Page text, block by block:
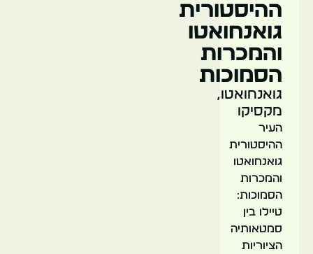
ההיסטורית
גואנחואטו
והמכרות
הסמוכות
גואנחואטו,
מקסיקו
העיר
ההיסטורית
גואנחואטו
והמכרות
הסמוכות:
טיילו בין
סמטאותיה
הציוריות